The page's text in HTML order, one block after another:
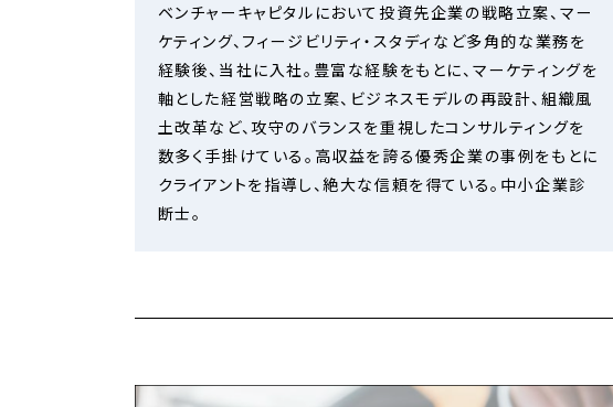
ベンチャーキャピタルにおいて投資先企業の戦略立案、マー
ケティング、フィージビリティ・スタディなど多角的な業務を
経験後、当社に入社。豊富な経験をもとに、マーケティングを
軸とした経営戦略の立案、ビジネスモデルの再設計、組織風
土改革など、攻守のバランスを重視したコンサルティングを
数多く手掛けている。高収益を誇る優秀企業の事例をもとに
クライアントを指導し、絶大な信頼を得ている。中小企業診
断士。